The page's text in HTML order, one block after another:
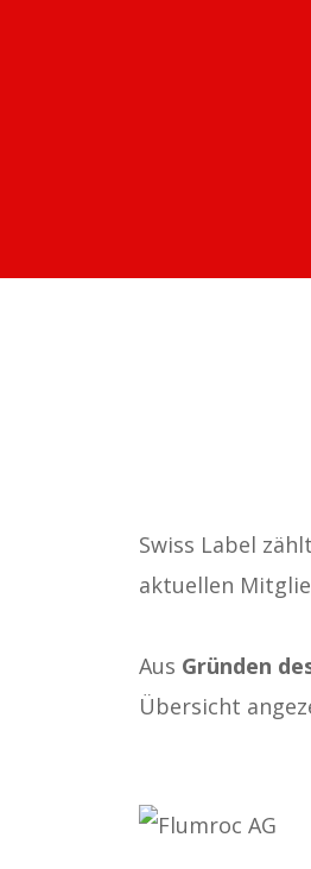
Swiss Label
aktuellen
Aus Gründen
Übersicht